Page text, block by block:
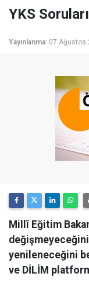
YKS
Yayınlanma: 07 Ağustos
Millî Eğitim
değişmeyeceğini
yenileneceğini
ve DİLİM